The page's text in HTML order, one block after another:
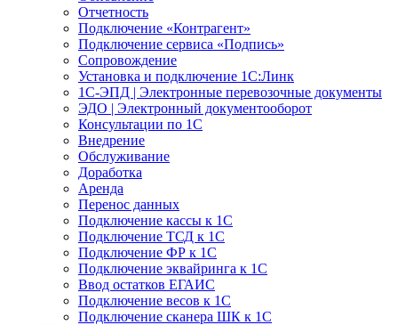
Отчетность
Подключение «Контрагент»
Подключение сервиса «Подпись»
Сопровождение
Установка и подключение 1С:Линк
1С-ЭПД | Электронные перевозочные документы
ЭДО | Электронный документооборот
Консультации по 1С
Внедрение
Обслуживание
Доработка
Аренда
Перенос данных
Подключение кассы к 1С
Подключение ТСД к 1С
Подключение ФР к 1С
Подключение эквайринга к 1С
Ввод остатков ЕГАИС
Подключение весов к 1С
Подключение сканера ШК к 1С